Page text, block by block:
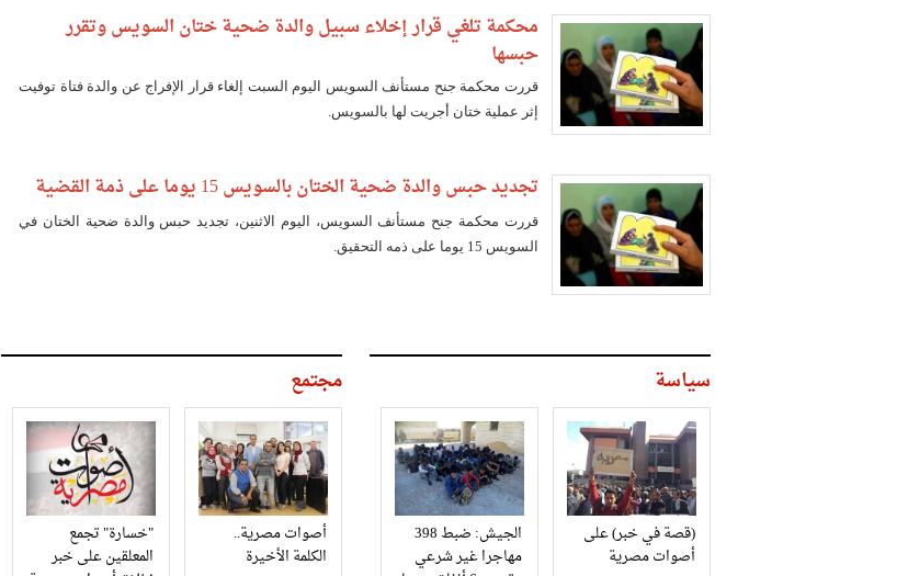
محكمة تلغي قرار إخلاء سبيل والدة ضحية ختان السويس وتقرر
حبسها
قررت محكمة جنح مستأنف السويس اليوم السبت إلغاء قرار الإفراج عن والدة فتاة توفيت
إثر عملية ختان أجريت لها بالسويس.
تجديد حبس والدة ضحية الختان بالسويس 15 يوما على ذمة القضية
قررت محكمة جنح مستأنف السويس، اليوم الاثنين، تجديد حبس والدة ضحية الختان في
السويس 15 يوما على ذمه التحقيق.
سياسة
(قصة في خبر) على
أصوات مصرية
الجيش: ضبط 398
مهاجرا غير شرعي
مجتمع
أصوات مصرية..
الكلمة الأخيرة
"خسارة" تجمع
المعلقين على خبر